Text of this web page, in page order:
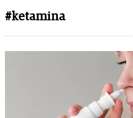
#ketamina